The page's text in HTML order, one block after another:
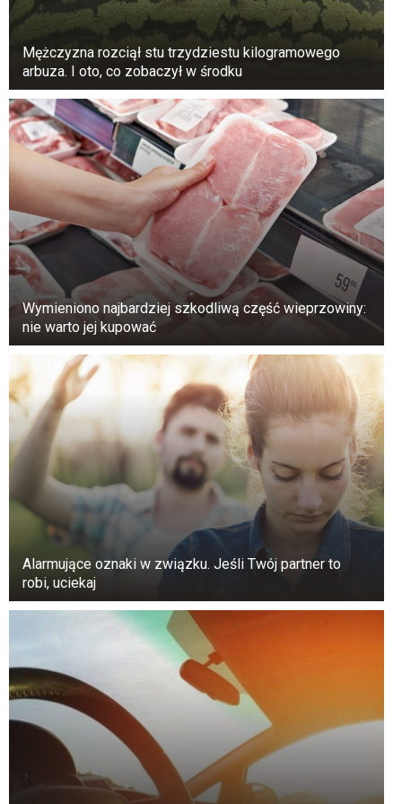
wylęgał zwykły kamień.
Mężczyzna rozciął stu trzydziestu kilogramowego
arbuza. I oto, co zobaczył w środku
Wymieniono najbardziej szkodliwą część wieprzowiny:
nie warto jej kupować
Alarmujące oznaki w związku. Jeśli Twój partner to
robi, uciekaj